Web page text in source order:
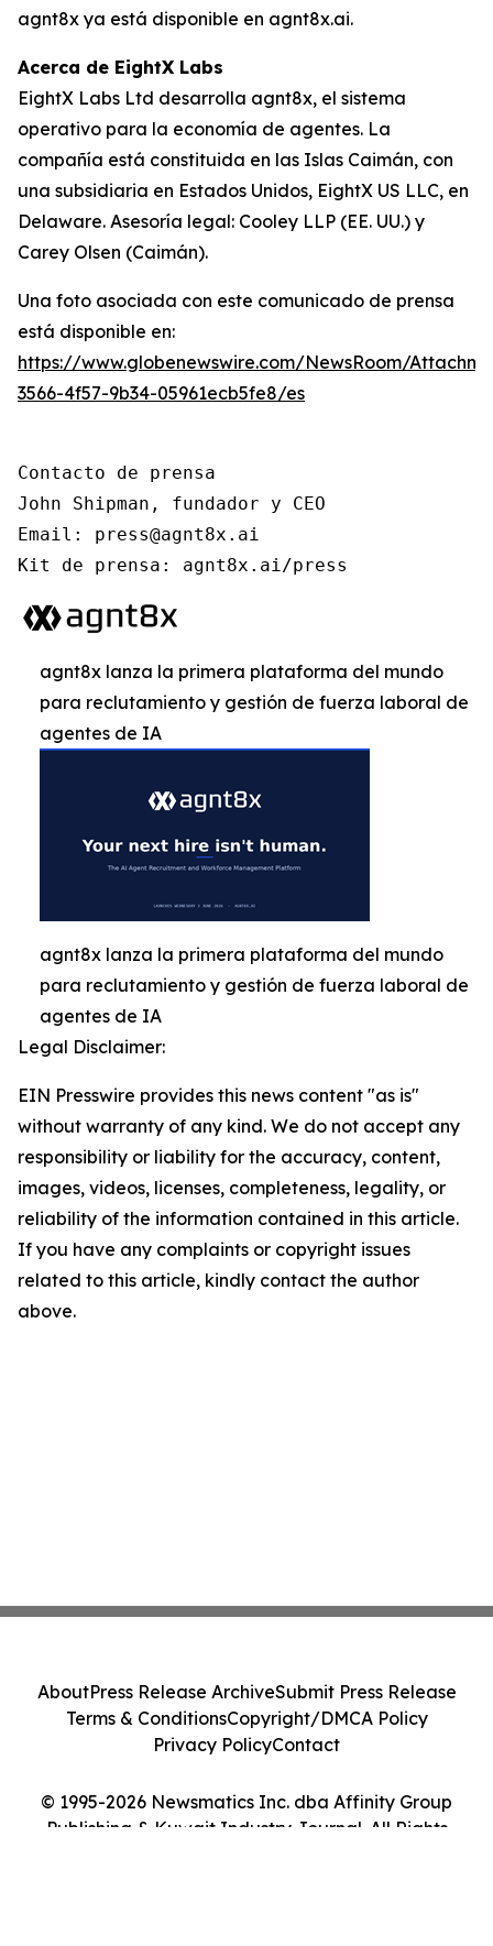
agnt8x ya está disponible en agnt8x.ai.
Acerca de EightX Labs
EightX Labs Ltd desarrolla agnt8x, el sistema
operativo para la economía de agentes. La
compañía está constituida en las Islas Caimán, con
una subsidiaria en Estados Unidos, EightX US LLC, en
Delaware. Asesoría legal: Cooley LLP (EE. UU.) y
Carey Olsen (Caimán).
Una foto asociada con este comunicado de prensa
está disponible en:
https://www.globenewswire.com/NewsRoom/
3566-4f57-9b34-05961ecb5fe8/es
Contacto de prensa
John Shipman, fundador y CEO
Email: press@agnt8x.ai
Kit de prensa: agnt8x.ai/press
agnt8x lanza la primera plataforma del mundo
para reclutamiento y gestión de fuerza laboral de
agentes de IA
agnt8x lanza la primera plataforma del mundo
para reclutamiento y gestión de fuerza laboral de
agentes de IA
Legal Disclaimer:
EIN Presswire provides this news content "as is"
without warranty of any kind. We do not accept any
responsibility or liability for the accuracy, content,
images, videos, licenses, completeness, legality, or
reliability of the information contained in this article.
If you have any complaints or copyright issues
related to this article, kindly contact the author
above.
© 1995-2026 Newsmatics Inc. dba Affinity Group
Publishing & Kuwait Industry Journal. All Rights
AboutPress Release ArchiveSubmit Press Release
Terms & ConditionsCopyright/DMCA Policy
Privacy PolicyContact